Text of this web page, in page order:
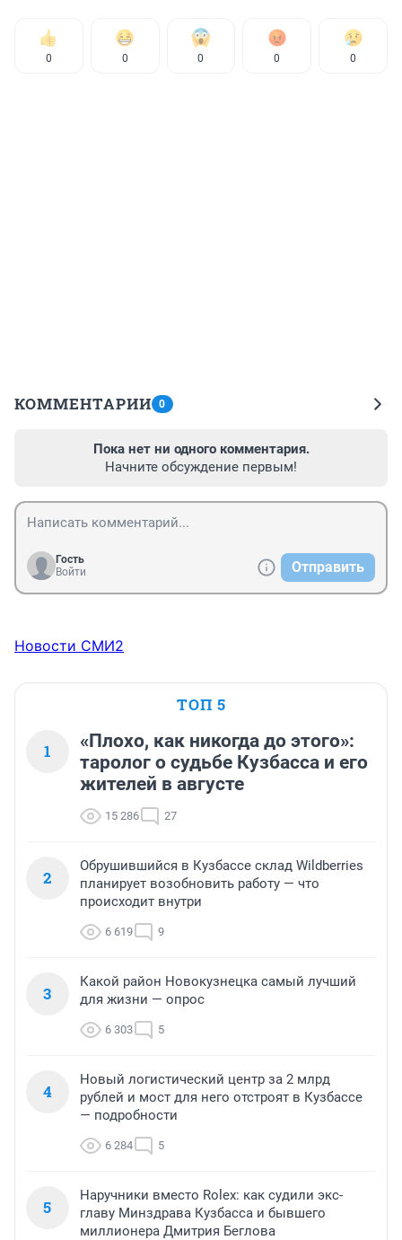
0 0 0 0 0
КОММЕНТАРИИ 0
Пока нет ни одного комментария.
Начните обсуждение первым!
Гость
Войти
Отправить
Новости СМИ2
ТОП 5
1
«Плохо, как никогда до этого»:
таролог о судьбе Кузбасса и его
жителей в августе
15 286 27
2
Обрушившийся в Кузбассе склад Wildberries
планирует возобновить работу — что
происходит внутри
6 619 9
3
Какой район Новокузнецка самый лучший
для жизни — опрос
6 303 5
4
Новый логистический центр за 2 млрд
рублей и мост для него отстроят в Кузбассе
— подробности
6 284 5
5
Наручники вместо Rolex: как судили экс-
главу Минздрава Кузбасса и бывшего
миллионера Дмитрия Беглова